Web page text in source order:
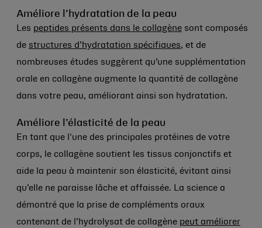
Améliore l’hydratation de la peau
Les peptides présents dans le collagène sont composés
de structures d’hydratation spécifiques, et de
nombreuses études suggèrent qu’une supplémentation
orale en collagène augmente la quantité de collagène
dans votre peau, améliorant ainsi son hydratation.
Améliore l’élasticité de la peau
En tant que l'une des principales protéines de votre
corps, le collagène soutient les tissus conjonctifs et
aide la peau à maintenir son élasticité, évitant ainsi
qu’elle ne paraisse lâche et affaissée. La science a
démontré que la prise de compléments oraux
contenant de l’hydrolysat de collagène peut améliorer